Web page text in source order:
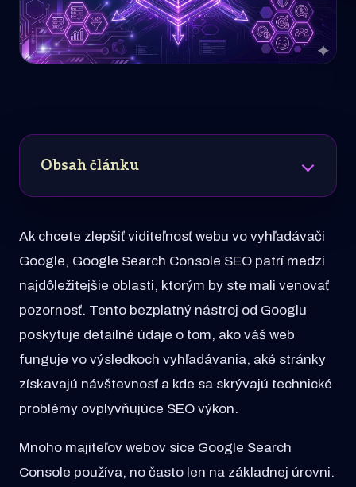
Obsah článku
Ak chcete zlepšiť viditeľnosť webu vo vyhľadávači
Google, Google Search Console SEO patrí medzi
najdôležitejšie oblasti, ktorým by ste mali venovať
pozornosť. Tento bezplatný nástroj od Googlu
poskytuje detailné údaje o tom, ako váš web
funguje vo výsledkoch vyhľadávania, aké stránky
získavajú návštevnosť a kde sa skrývajú technické
problémy ovplyvňujúce SEO výkon.
Mnoho majiteľov webov síce Google Search
Console používa, no často len na základnej úrovni.